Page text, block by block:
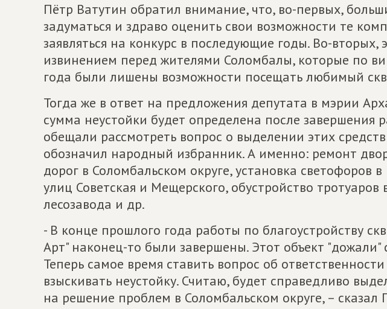
Пётр Ватутин обратил внимание, что, во-первых,
задуматься и здраво оценить свои возможности те
заявляться на конкурс в последующие годы. Во-вторых,
извинением перед жителями Соломбалы, которые по
года были лишены возможности посещать любимый
Тогда же в ответ на предложения депутата в мэрии
сумма неустойки будет определена после завершения
обещали рассмотреть вопрос о выделении этих
обозначил народный избранник. А именно: ремонт
дорог в Соломбальском округе, установка светофоров
улиц Советская и Мещерского, обустройство тротуаров
лесозавода и др.
- В конце прошлого года работы по благоустройству
Арт" наконец-то были завершены. Этот объект "дожали"
Теперь самое время ставить вопрос об
взыскивать неустойку. Считаю, будет справедливо
на решение проблем в Соломбальском округе, – сказал